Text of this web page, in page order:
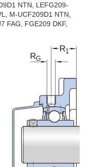
NTN, LEFG209-
M-UCF209D1 NTN,
FAG, FGE209 DKF,